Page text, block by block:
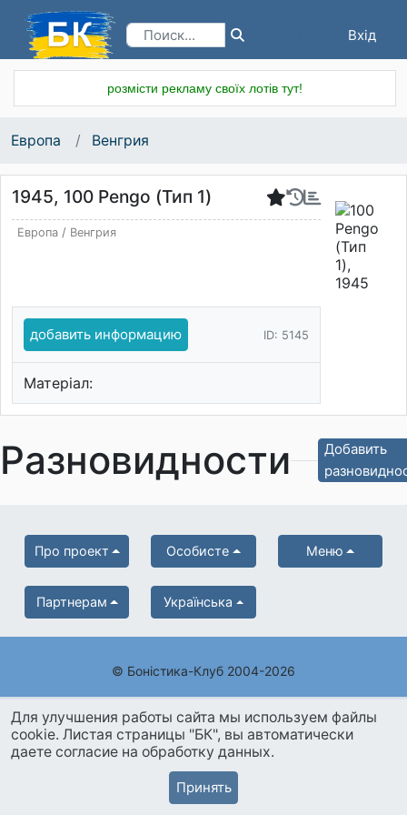
Вхід
розмісти рекламу своїх лотів тут!
Европа Венгрия
1945, 100 Pengo (Тип 1)
Европа/ Венгрия
добавить информацию ID: 5145
Матеріал:
Разновидности
Добавить
Про проект Особисте Меню
Партнерам Українська
© Боністика-Клуб 2004-2026
Для улучшения работы сайта мы используем файлы
cookie. Листая страницы "БК", вы автоматически
даете согласие на обработку данных.
Принять